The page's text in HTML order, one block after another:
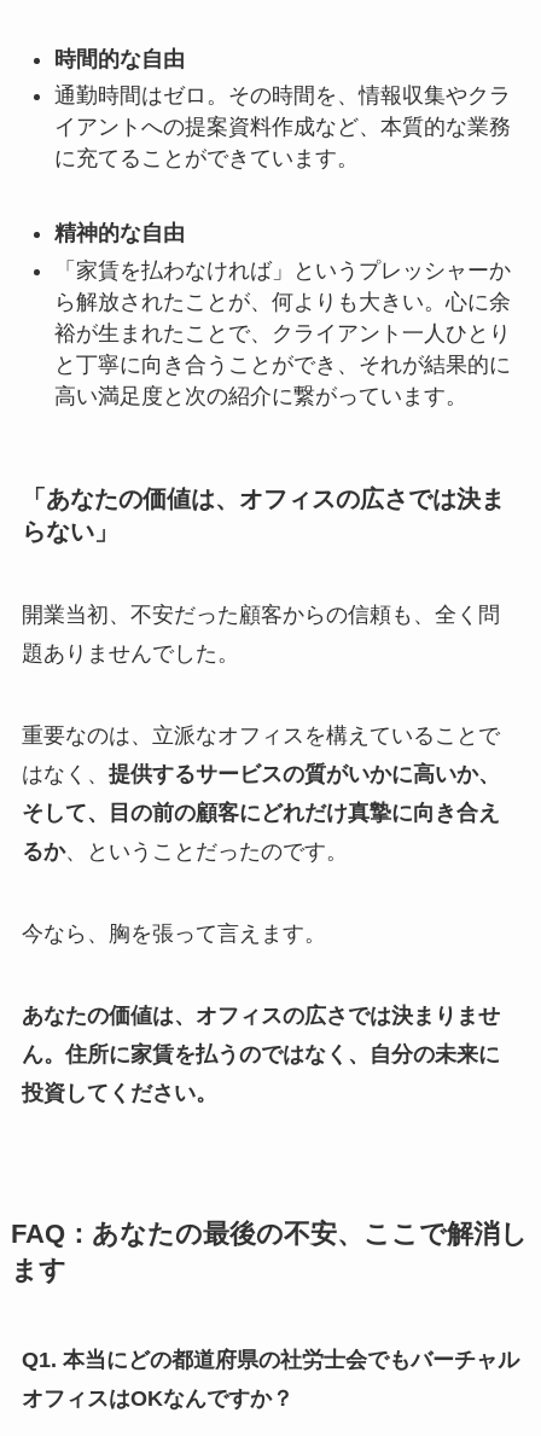
時間的な自由
通勤時間はゼロ。その時間を、情報収集やクラ
イアントへの提案資料作成など、本質的な業務
に充てることができています。
精神的な自由
「家賃を払わなければ」というプレッシャーか
ら解放されたことが、何よりも大きい。心に余
裕が生まれたことで、クライアント一人ひとり
と丁寧に向き合うことができ、それが結果的に
高い満足度と次の紹介に繋がっています。
「あなたの価値は、オフィスの広さでは決ま
らない」
開業当初、不安だった顧客からの信頼も、全く問
題ありませんでした。
重要なのは、立派なオフィスを構えていることで
はなく、 提供するサービスの質がいかに高いか、
そして、目の前の顧客にどれだけ真摯に向き合え
るか、ということだったのです。
今なら、胸を張って言えます。
あなたの価値は、オフィスの広さでは決まりませ
ん。住所に家賃を払うのではなく、自分の未来に
投資してください。
FAQ：あなたの最後の不安、ここで解消し
ます
Q1. 本当にどの都道府県の社労士会でもバーチャル
オフィスはOKなんですか？